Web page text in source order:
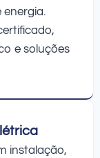
e soluções
instalação,